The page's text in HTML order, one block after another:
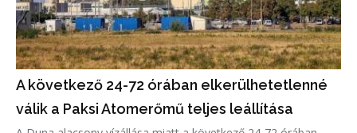
A következő 24-72 órában elkerülhetetlenné
válik a Paksi Atomerőmű teljes leállítása